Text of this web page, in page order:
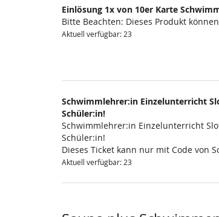
Einlösung 1x von 10er Karte
Bitte Beachten: Dieses Produkt
Aktuell verfügbar: 23
Schwimmlehrer:in Einzelunterricht
Schüler:in!
Schwimmlehrer:in Einzelunterricht
Schüler:in!
Dieses Ticket kann nur mit Code von
Aktuell verfügbar: 23